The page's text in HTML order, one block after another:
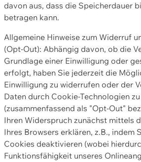
davon aus, dass die Speicherdauer
betragen kann.
Allgemeine Hinweise zum Widerruf
(Opt-Out): Abhängig davon, ob die
Grundlage einer Einwilligung oder
erfolgt, haben Sie jederzeit die
Einwilligung zu widerrufen oder der
Daten durch Cookie-Technologien
(zusammenfassend als "Opt-Out"
Ihren Widerspruch zunächst mittels
Ihres Browsers erklären, z.B., indem
Cookies deaktivieren (wobei
Funktionsfähigkeit unseres